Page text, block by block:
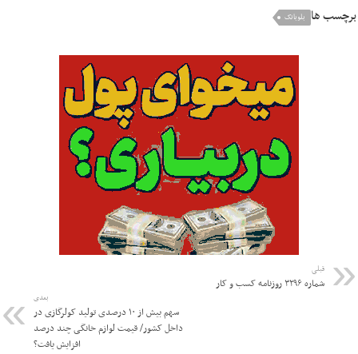
برچسب ها بلوبانک
قبلی
شماره ۳۲۹۶ روزنامه کسب و کار
بعدی
سهم بیش از ۱۰ درصدی تولید کولرگازی در
داخل کشور/ قیمت لوازم خانگی چند درصد
افزایش یافت؟